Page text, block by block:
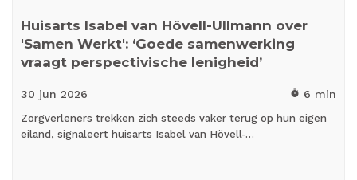
Huisarts Isabel van Hövell-Ullmann over
'Samen Werkt': ‘Goede samenwerking
vraagt perspectivische lenigheid’
30 jun 2026 timer 6 min
Zorgverleners trekken zich steeds vaker terug op hun eigen
eiland, signaleert huisarts Isabel van Hövell-…